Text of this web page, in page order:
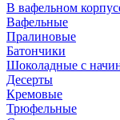
В вафельном
Вафельные
Пралиновые
Батончики
Шоколадные с
Десерты
Кремовые
Трюфельные